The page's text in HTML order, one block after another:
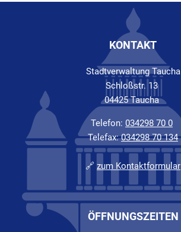
KONTAKT
Stadtverwaltung Taucha
Schloßstr. 13
04425 Taucha
Telefon: 034298 70 0
Telefax:034298 70 134
🔗 zum Kontaktformular
ÖFFNUNGSZEITEN